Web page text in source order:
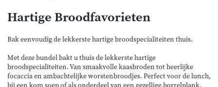
Hartige Broodfavorieten
Bak eenvoudig de lekkerste hartige broodspecialiteiten thuis.
Met deze bundel bakt u thuis de lekkerste hartige
broodspecialiteiten. Van smaakvolle kaasbroden tot heerlijke
focaccia en ambachtelijke worstenbroodjes. Perfect voor de lunch,